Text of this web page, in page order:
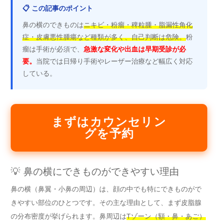
📋 この記事のポイント
鼻の横のできものはニキビ・粉瘤・稗粒腫・脂漏性角化
症・皮膚悪性腫瘍など種類が多く、自己判断は危険。粉
瘤は手術が必須で、 急激な変化や出血は早期受診が必
要。 当院では日帰り手術やレーザー治療など幅広く対応
している。
まずはカウンセリン
グを予約
💡 鼻の横にできものができやすい理由
鼻の横（鼻翼・小鼻の周辺）は、顔の中でも特にできものがで
きやすい部位のひとつです。その主な理由として、まず皮脂腺
の分布密度が挙げられます。鼻周辺はTゾーン（額・鼻・あご）